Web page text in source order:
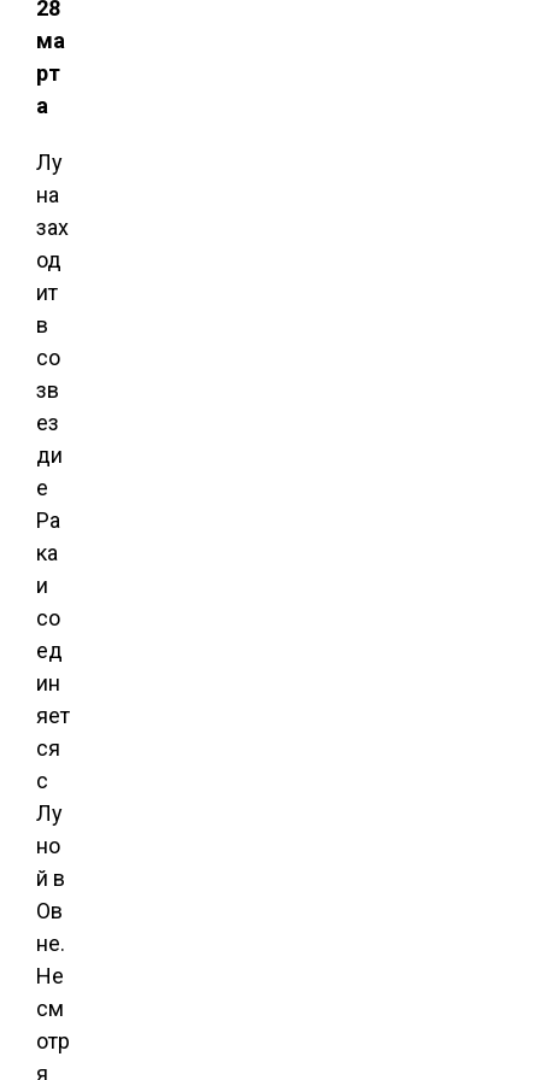
28
ма
рт
а
Лу
на
зах
од
ит
в
со
зв
ез
ди
е
Ра
ка
и
со
ед
ин
яет
ся
с
Лу
но
й в
Ов
не.
Не
см
отр
я